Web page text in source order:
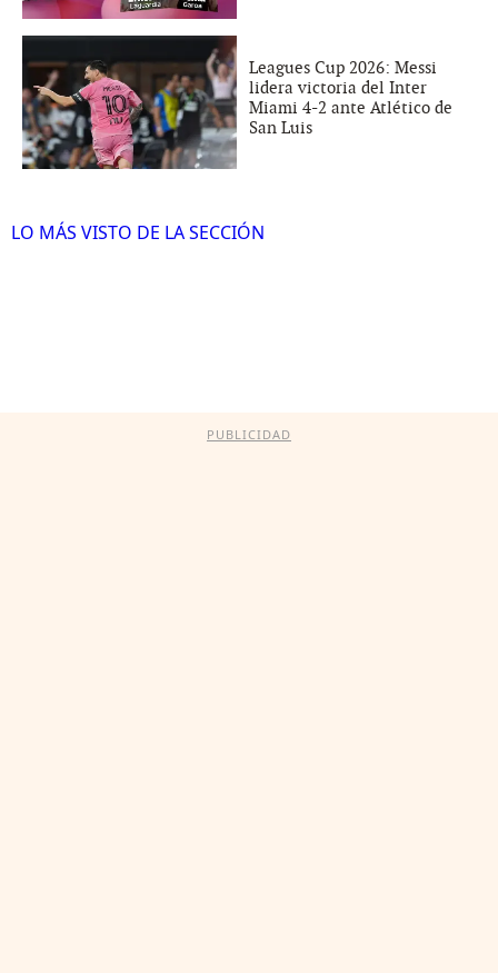
Leagues Cup 2026: Messi
lidera victoria del Inter
Miami 4-2 ante Atlético de
San Luis
LO MÁS VISTO DE LA SECCIÓN
PUBLICIDAD